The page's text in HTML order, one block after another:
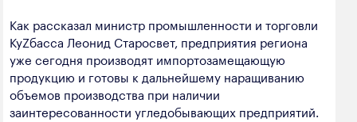
Как рассказал министр промышленности и торговли
КуZбасса Леонид Старосвет, предприятия региона
уже сегодня производят импортозамещающую
продукцию и готовы к дальнейшему наращиванию
объемов производства при наличии
заинтересованности угледобывающих предприятий.